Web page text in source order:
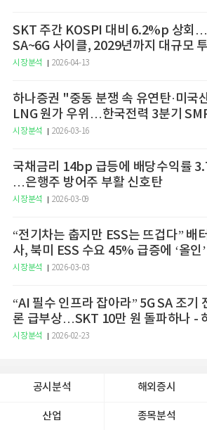
SKT 주간 KOSPI 대비 6.2%p 상회
SA~6G 사이클, 2029년까지 대규모
예고
시장분석 2026-04-13
하나증권 "중동 분쟁 속 유연탄·미국
LNG 원가 우위…한국전력 3분기
승 전망"
시장분석 2026-03-16
국채금리 14bp 급등에 배당수익률
…은행주 방어주 부활 신호탄
시장분석 2026-03-09
“전기차는 춥지만 ESS는 뜨겁다” 배
사, 북미 ESS 수요 45% 급증에 ‘올인’
시장분석 2026-03-03
“AI 필수 인프라 잡아라” 5G SA 조기
론 급부상…SKT 10만 원 돌파하나 -
증권
시장분석 2026-02-23
공시분석 해외증시
산업 종목분석